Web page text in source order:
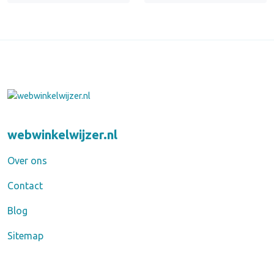
webwinkelwijzer.nl
Over ons
Contact
Blog
Sitemap